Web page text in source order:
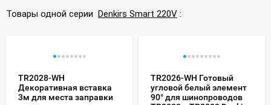
Товары одной серии Denkirs Smart 220V :
TR2028-WH
Декоративная вставка
3м для места заправки
TR2026-WH Готовый
угловой белый элемент
90° для шинопроводов